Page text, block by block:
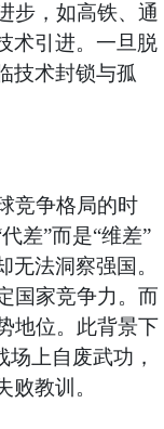
步，如高铁、通
术引进。一旦脱
技术封锁与孤
竞争格局的时
差”而是“维差”
法洞察强国。
国家竞争力。而
地位。此背景下
上自废武功，
教训。